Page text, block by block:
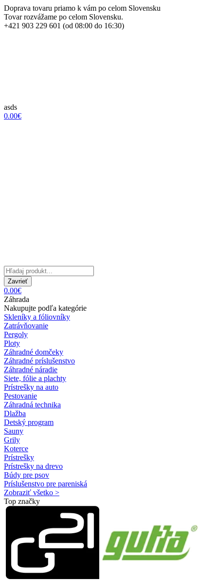
Doprava tovaru priamo k vám po celom Slovensku
Tovar rozvážame po celom Slovensku.
+421 903 229 601 (od 08:00 do 16:30)
asds
0.00€
Zavrieť
0.00€
Záhrada
Nakupujte podľa kategórie
Skleníky a fóliovníky
Zatrávňovanie
Pergoly
Ploty
Záhradné domčeky
Záhradné príslušenstvo
Záhradné náradie
Siete, fólie a plachty
Prístrešky na auto
Pestovanie
Záhradná technika
Dlažba
Detský program
Sauny
Grily
Koterce
Prístrešky
Prístrešky na drevo
Búdy pre psov
Príslušenstvo pre pareniská
Zobraziť všetko >
Top značky